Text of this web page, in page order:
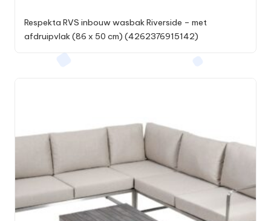
Respekta RVS inbouw wasbak Riverside – met
afdruipvlak (86 x 50 cm) (4262376915142)